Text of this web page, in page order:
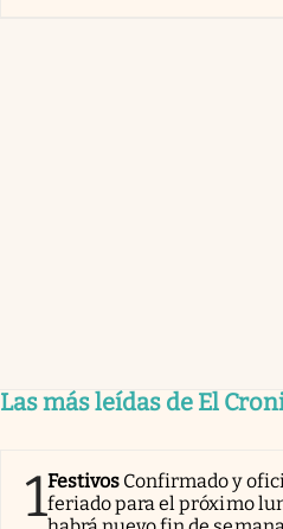
Las más leídas de El
1Festivos Confirmado y
feriado para el próximo